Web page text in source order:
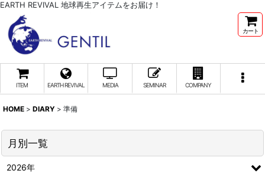
EARTH REVIVAL 地球再生アイテムをお届け！
カート
ITEM EARTH REVIVAL MEDIA SEMINAR COMPANY
HOME > DIARY > 準備
月別一覧
2026年